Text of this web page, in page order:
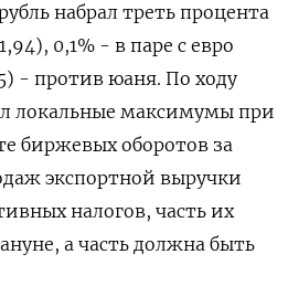
набрал треть процента
0,1% - в паре с евро
- против юаня. По ходу
локальные максимумы при
биржевых оборотов за
экспортной выручки
налогов, часть их
а часть должна быть